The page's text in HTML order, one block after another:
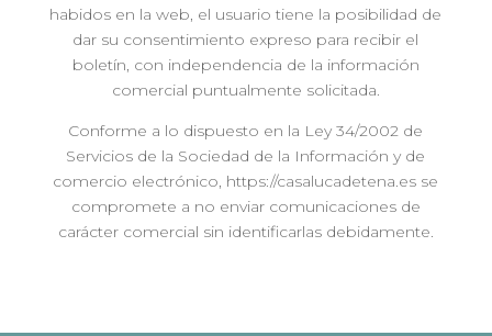
habidos en la web, el usuario tiene la posibilidad de
dar su consentimiento expreso para recibir el
boletín, con independencia de la información
comercial puntualmente solicitada.
Conforme a lo dispuesto en la Ley 34/2002 de
Servicios de la Sociedad de la Información y de
comercio electrónico, https://casalucadetena.es se
compromete a no enviar comunicaciones de
carácter comercial sin identificarlas debidamente.